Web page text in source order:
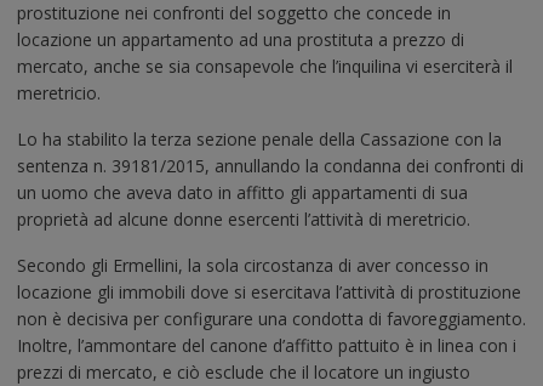
prostituzione nei confronti del soggetto che concede in
locazione un appartamento ad una prostituta a prezzo di
mercato, anche se sia consapevole che l’inquilina vi eserciterà il
meretricio.
Lo ha stabilito la terza sezione penale della Cassazione con la
sentenza n. 39181/2015, annullando la condanna dei confronti di
un uomo che aveva dato in affitto gli appartamenti di sua
proprietà ad alcune donne esercenti l’attività di meretricio.
Secondo gli Ermellini, la sola circostanza di aver concesso in
locazione gli immobili dove si esercitava l’attività di prostituzione
non è decisiva per configurare una condotta di favoreggiamento.
Inoltre, l’ammontare del canone d’affitto pattuito è in linea con i
prezzi di mercato, e ciò esclude che il locatore un ingiusto